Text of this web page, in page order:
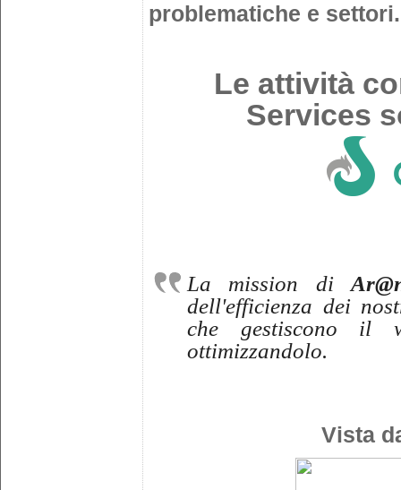
problematiche e settori.
Le attività
Services
La mission di
dell'efficienza dei
che gestiscono il
ottimizzandolo.
Vista